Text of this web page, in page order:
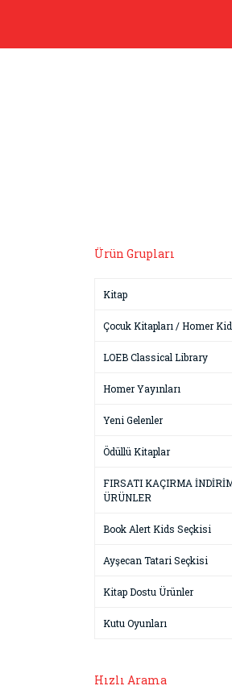
Ürün Grupları
Kitap
Çocuk Kitapları / Homer
LOEB Classical Library
Homer Yayınları
Yeni Gelenler
Ödüllü Kitaplar
FIRSATI KAÇIRMA
ÜRÜNLER
Book Alert Kids Seçkisi
Ayşecan Tatari Seçkisi
Kitap Dostu Ürünler
Kutu Oyunları
Hızlı Arama